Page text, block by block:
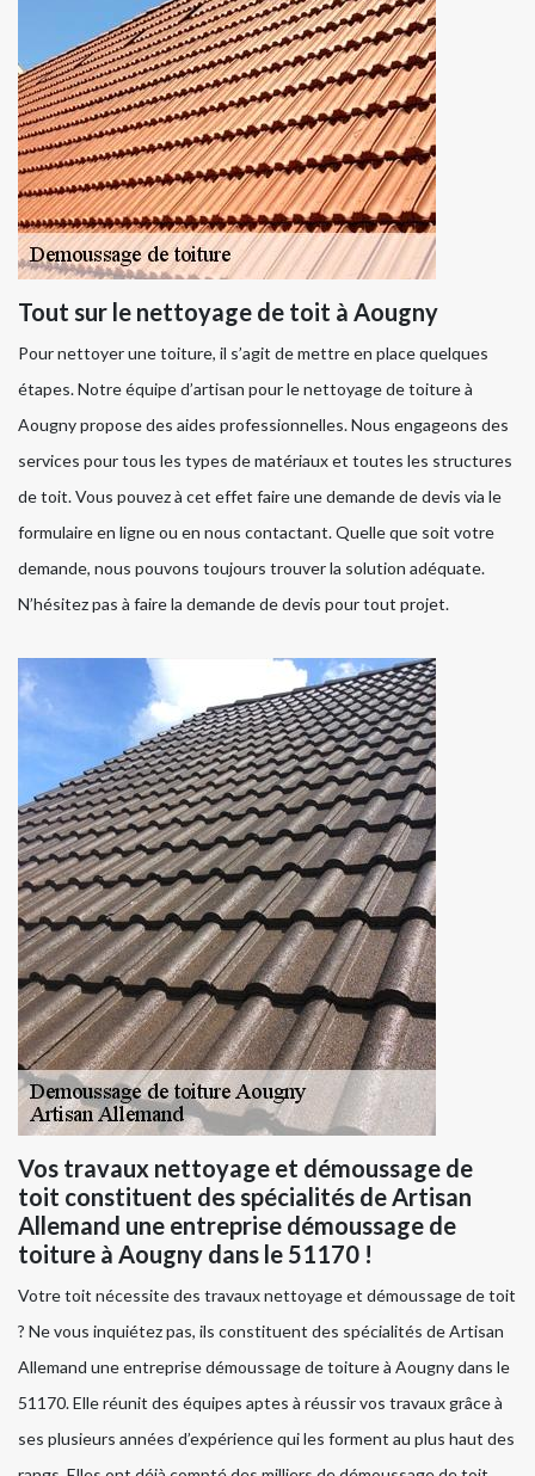
Tout sur le nettoyage de toit à Aougny
Pour nettoyer une toiture, il s’agit de mettre en place quelques
étapes. Notre équipe d’artisan pour le nettoyage de toiture à
Aougny propose des aides professionnelles. Nous engageons des
services pour tous les types de matériaux et toutes les structures
de toit. Vous pouvez à cet effet faire une demande de devis via le
formulaire en ligne ou en nous contactant. Quelle que soit votre
demande, nous pouvons toujours trouver la solution adéquate.
N’hésitez pas à faire la demande de devis pour tout projet.
Vos travaux nettoyage et démoussage de
toit constituent des spécialités de Artisan
Allemand une entreprise démoussage de
toiture à Aougny dans le 51170 !
Votre toit nécessite des travaux nettoyage et démoussage de toit
? Ne vous inquiétez pas, ils constituent des spécialités de Artisan
Allemand une entreprise démoussage de toiture à Aougny dans le
51170. Elle réunit des équipes aptes à réussir vos travaux grâce à
ses plusieurs années d’expérience qui les forment au plus haut des